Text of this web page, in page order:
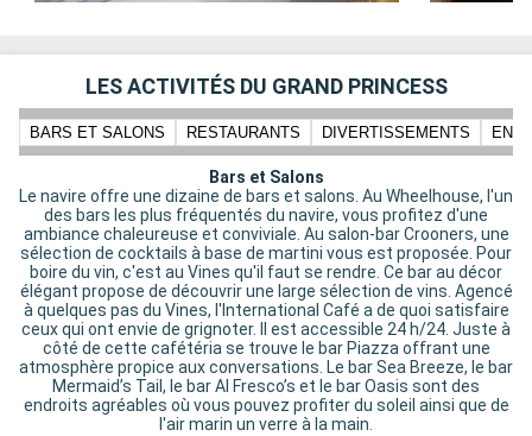
LES ACTIVITÉS DU GRAND PRINCESS
BARS ET SALONS RESTAURANTS DIVERTISSEMENTS
Bars et Salons
Le navire offre une dizaine de bars et salons. Au Wheelhouse, l'un
des bars les plus fréquentés du navire, vous profitez d'une
ambiance chaleureuse et conviviale. Au salon-bar Crooners, une
sélection de cocktails à base de martini vous est proposée. Pour
boire du vin, c'est au Vines qu'il faut se rendre. Ce bar au décor
élégant propose de découvrir une large sélection de vins. Agencé
à quelques pas du Vines, l'International Café a de quoi satisfaire
ceux qui ont envie de grignoter. Il est accessible 24 h/24. Juste à
côté de cette cafétéria se trouve le bar Piazza offrant une
atmosphère propice aux conversations. Le bar Sea Breeze, le bar
Mermaid’s Tail, le bar Al Fresco’s et le bar Oasis sont des
endroits agréables où vous pouvez profiter du soleil ainsi que de
l'air marin un verre à la main.